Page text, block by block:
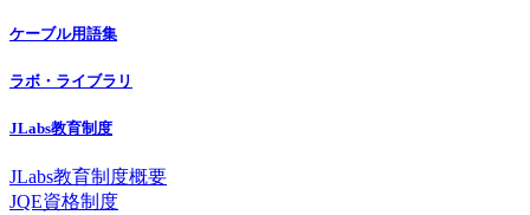
ケーブル用語集
ラボ・ライブラリ
JLabs教育制度
JLabs教育制度概要
JQE資格制度